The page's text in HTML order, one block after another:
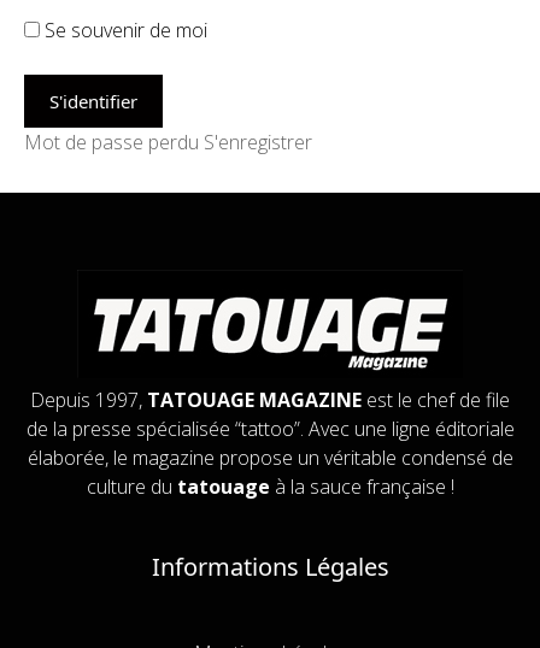
Se souvenir de moi
Mot de passe perdu S'enregistrer
Depuis 1997, TATOUAGE MAGAZINE est le chef de file
de la presse spécialisée “tattoo”. Avec une ligne éditoriale
élaborée, le magazine propose un véritable condensé de
culture du tatouage à la sauce française !
Informations Légales